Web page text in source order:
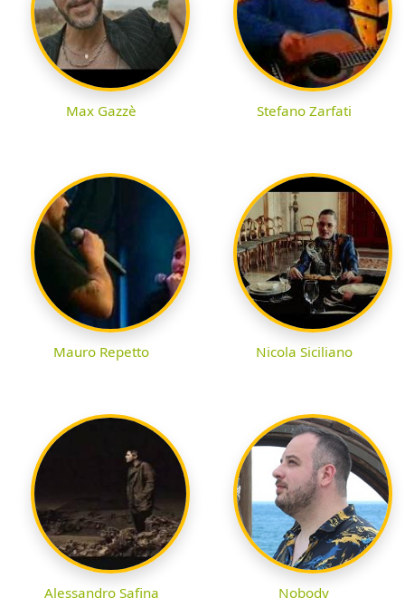
Max Gazzè Stefano Zarfati
Mauro Repetto Nicola Siciliano
Alessandro Safina Nobody